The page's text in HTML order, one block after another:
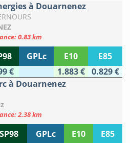
à Douarnenez
0.83 km
GPLc E10
E85
€ 1.883 €
0.829 €
à Douarnenez
2.38 km
SP98 GPLc E10
E85